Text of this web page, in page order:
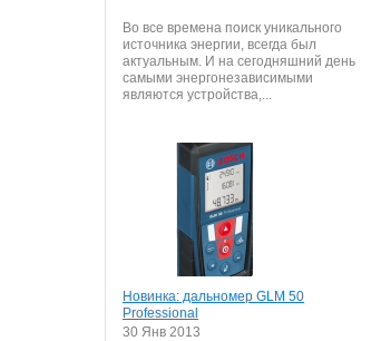
Во все времена поиск уникального
источника энергии, всегда был
актуальным. И на сегодняшний день
самыми энергонезависимыми
являются устройства,...
Новинка: дальномер GLM 50
Professional
30 Янв 2013